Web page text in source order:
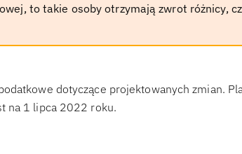
to takie osoby otrzymają zwrot różnicy,
dotyczące projektowanych zmian.
na 1 lipca 2022 roku.